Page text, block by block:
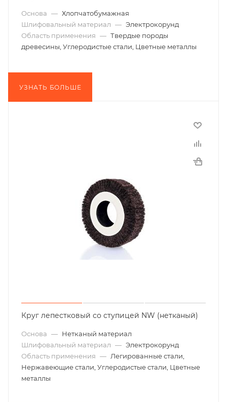
Основа — Хлопчатобумажная
Шлифовальный материал — Электрокорунд
Область применения — Твердые породы
древесины, Углеродистые стали, Цветные металлы
УЗНАТЬ БОЛЬШЕ
Круг лепестковый со ступицей NW (нетканый)
Основа — Нетканый материал
Шлифовальный материал — Электрокорунд
Область применения — Легированные стали,
Нержавеющие стали, Углеродистые стали, Цветные
металлы